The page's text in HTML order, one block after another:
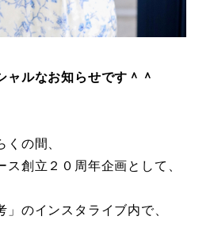
ャルなお知らせです＾＾
の間、
創立２０周年企画として、
」のインスタライブ内で、